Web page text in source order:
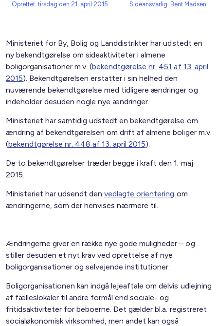
Oprettet: tirsdag den 21. april 2015 Sideansvarlig: Bent Madsen
Ministeriet for By, Bolig og Landdistrikter har udstedt en
ny bekendtgørelse om sideaktiviteter i almene
boligorganisationer m.v. (bekendtgørelse nr. 451 af 13. april
2015). Bekendtgørelsen erstatter i sin helhed den
nuværende bekendtgørelse med tidligere ændringer og
indeholder desuden nogle nye ændringer.
Ministeriet har samtidig udstedt en bekendtgørelse om
ændring af bekendtgørelsen om drift af almene boliger m.v.
(bekendtgørelse nr. 448 af 13. april 2015).
De to bekendtgørelser træder begge i kraft den 1. maj
2015.
Ministeriet har udsendt denvedlagte orientering om
ændringerne, som der henvises nærmere til.
Ændringerne giver en række nye gode muligheder – og
stiller desuden et nyt krav ved oprettelse af nye
boligorganisationer og selvejende institutioner:
Boligorganisationen kan indgå lejeaftale om delvis udlejning
af fælleslokaler til andre formål end sociale- og
fritidsaktiviteter for beboerne. Det gælder bl.a. registreret
socialøkonomisk virksomhed, men andet kan også